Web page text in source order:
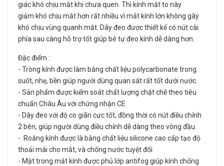
giác khó chịu mắt khi chưa quen. Thì kính mắt to này
giảm khó chịu mắt hơn rất nhiều vì mắt kính lớn không gây
khó chịu vùng quanh mắt. Dây đeo được thiết kế có nút cài
phía sau càng hỗ trợ tốt giúp bé tự đeo kính dễ dàng hơn.
Đặc điểm :
- Tròng kính được làm bằng chất liệu polycarbonate trong
suốt, nhẹ, bền giúp người dùng quan sát rất tốt dưới nước.
- Sản phẩm được kiểm soát chất lượng chặt chẽ theo tiêu
chuẩn Châu Âu với chứng nhận CE
- Dây đeo với độ co giãn cực tốt, đồng thời có nút điều chỉnh
2 bên, giúp người dùng điều chỉnh dễ dàng theo vòng đầu.
- Roăng kính được là bằng chất liệu silicone cao cấp tạo độ
thoải mái cho mắt, và chống nước tuyệt đối
- Mặt trong mắt kính được phủ lớp antifog giúp kính chống